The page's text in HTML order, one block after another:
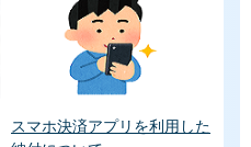
スマホ決済アプリを利用した